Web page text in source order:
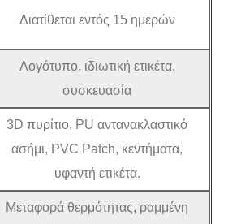
Διατίθεται εντός 15 ημερών
Λογότυπο, ιδιωτική ετικέτα,
συσκευασία
3D πυρίτιο, PU αντανακλαστικό
ασήμι, PVC Patch, κεντήματα,
υφαντή ετικέτα.
Μεταφορά θερμότητας, ραμμένη